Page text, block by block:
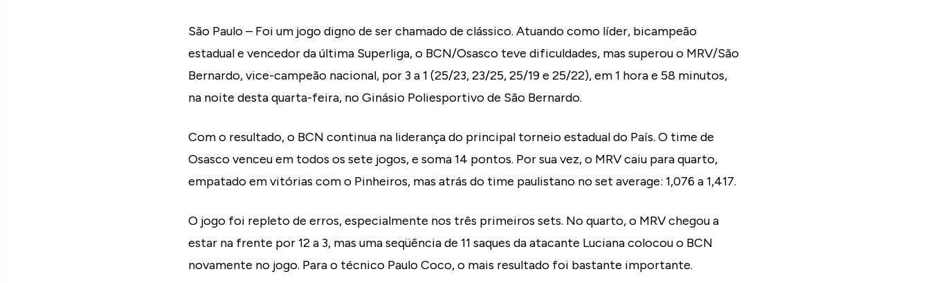
São Paulo – Foi um jogo digno de ser chamado de clássico. Atuando como líder, bicampeão
estadual e vencedor da última Superliga, o BCN/Osasco teve dificuldades, mas superou o MRV/São
Bernardo, vice-campeão nacional, por 3 a 1 (25/23, 23/25, 25/19 e 25/22), em 1 hora e 58 minutos,
na noite desta quarta-feira, no Ginásio Poliesportivo de São Bernardo.
Com o resultado, o BCN continua na liderança do principal torneio estadual do País. O time de
Osasco venceu em todos os sete jogos, e soma 14 pontos. Por sua vez, o MRV caiu para quarto,
empatado em vitórias com o Pinheiros, mas atrás do time paulistano no set average: 1,076 a 1,417.
O jogo foi repleto de erros, especialmente nos três primeiros sets. No quarto, o MRV chegou a
estar na frente por 12 a 3, mas uma seqüência de 11 saques da atacante Luciana colocou o BCN
novamente no jogo. Para o técnico Paulo Coco, o mais resultado foi bastante importante.